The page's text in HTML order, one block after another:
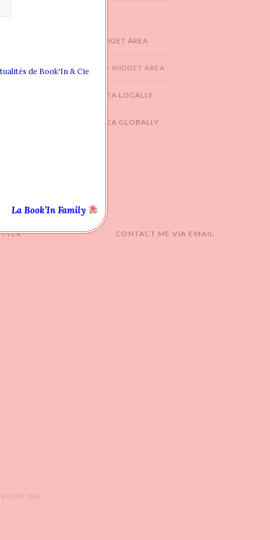
CREATING NEW WIDGET AREA
ADDING WIDGET TO WIDGET AREA
ASSIGN WIDGET AREA LOCALLY
ASSIGN WIDGET AREA GLOBALLY
CONTACT ME VIA EMAIL
de Book'In & Cie
La Book’In Family